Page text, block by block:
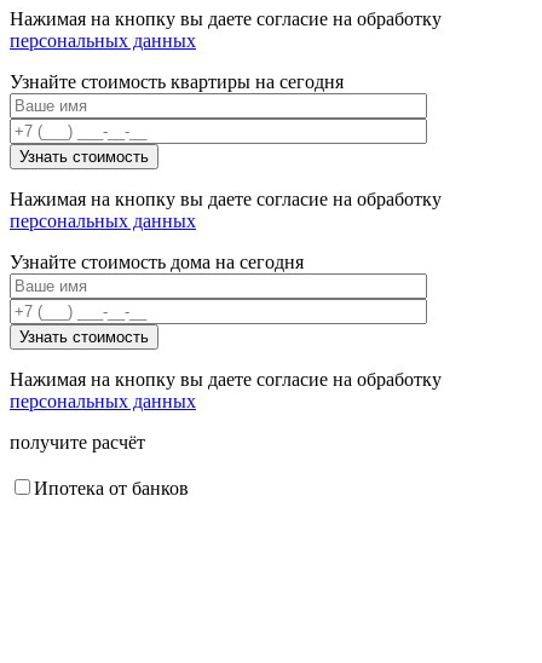
Нажимая на кнопку вы даете согласие на обработку
персональных данных
Узнайте стоимость квартиры на сегодня
Нажимая на кнопку вы даете согласие на обработку
персональных данных
Узнайте стоимость дома на сегодня
Нажимая на кнопку вы даете согласие на обработку
персональных данных
получите расчёт
Ипотека от банков